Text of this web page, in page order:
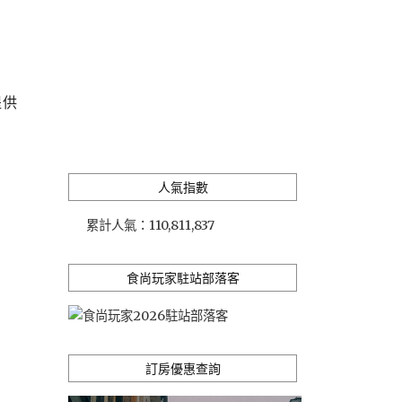
人氣指數
累計人氣： 110,811,837
食尚玩家駐站部落客
訂房優惠查詢